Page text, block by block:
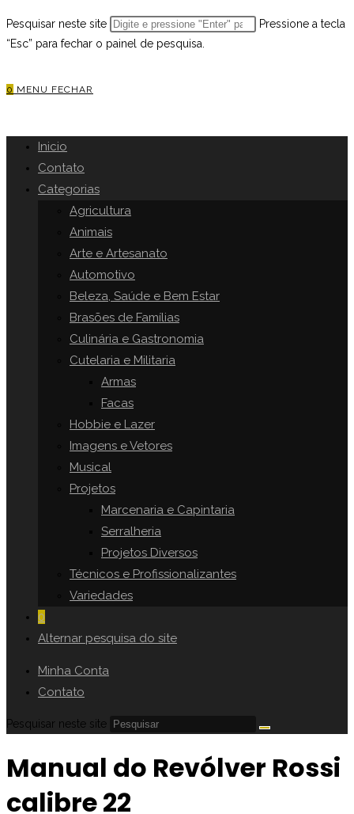
Pesquisar neste site
Pressione a tecla
“Esc” para fechar o painel de pesquisa.
0 MENU FECHAR
Inicio
Contato
Categorias
Agricultura
Animais
Arte e Artesanato
Automotivo
Beleza, Saúde e Bem Estar
Brasões de Famílias
Culinária e Gastronomia
Cutelaria e Militaria
Armas
Facas
Hobbie e Lazer
Imagens e Vetores
Musical
Projetos
Marcenaria e Capintaria
Serralheria
Projetos Diversos
Técnicos e Profissionalizantes
Variedades
0
Alternar pesquisa do site
Minha Conta
Contato
Pesquisar neste site
Manual do Revólver Rossi
calibre 22